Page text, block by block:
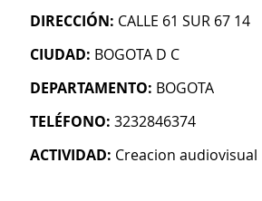
DIRECCIÓN: CALLE 61 SUR 67 14
CIUDAD: BOGOTA D C
DEPARTAMENTO: BOGOTA
TELÉFONO: 3232846374
ACTIVIDAD: Creacion audiovisual